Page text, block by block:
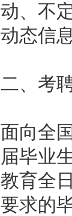
动、不
动态信
二、考
面向全
届毕业
教育全
要求的